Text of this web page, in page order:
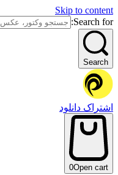
Skip to content
Search for:
Search
اشتراک دانلود
0Open cart